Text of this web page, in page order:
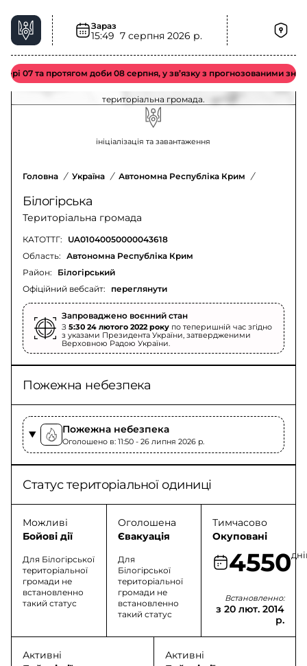
Зараз
15:49 7 серпня 2026 р.
07 та протягом доби 08 серпня, у зв’язку з прогнозованими
Пожежна небезпека у Білогірська
територіальна громада – актуальна ситуація
Оновлення щодо пожежної небезпеки у Білогірська
територіальна громада.
ініціалізація та завантаження
Головна / Україна / Автономна Республіка Крим /
Білогірська
Територіальна громада
КАТОТТГ: UA01040050000043618
Офіційний вебсайт: переглянути
Область: Автономна Республіка Крим
Район:
Білогірський
Запроваджено воєнний стан
З 5:30 24 лютого 2022 року по теперишній час згідно
з указами Президента України, затвердженими
Верховною Радою України.
Пожежна небезпека
Пожежна небезпека
Оголошено в: 11:50 - 26 липня 2026 p.
Статус територіальної одиниці
Можливі
Бойові дії
Для Білогірської
територіальної
громади не
встановленно
такий статус
Оголошена
Євакуація
Для
Білогірської
територіальної
громади не
встановленно
такий статус
Тимчасово
Окуповані
4550
Встановленно:
з 20 лют. 2014
р.
Активні
Активні